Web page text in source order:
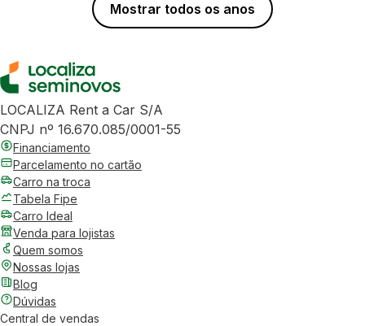
Mostrar todos os anos
LOCALIZA Rent a Car S/A
CNPJ nº 16.670.085/0001-55
Financiamento
Parcelamento no cartão
Carro na troca
Tabela Fipe
Carro Ideal
Venda para lojistas
Quem somos
Nossas lojas
Blog
Dúvidas
Central de vendas